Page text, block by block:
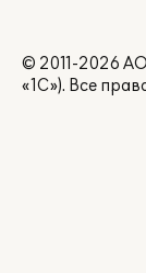
© 2011-2026
«1С»). Все